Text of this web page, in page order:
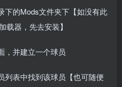
下的Mods文件夹下【如没有此
载器，先去安装】
，并建立一个球员
列表中找到该球员【也可随便